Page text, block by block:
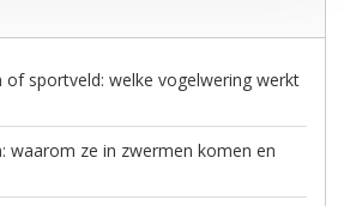
of sportveld: welke vogelwering werkt
waarom ze in zwermen komen en